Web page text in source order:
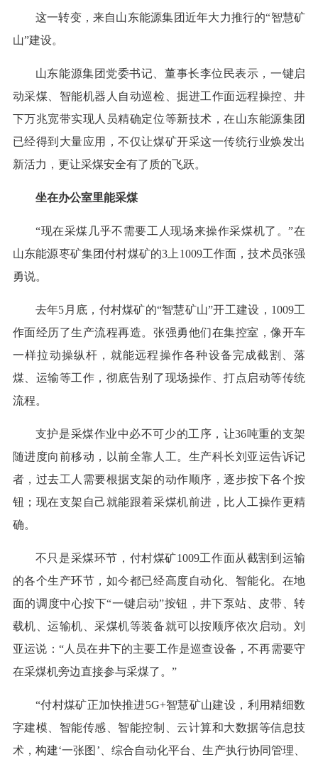
这一转变，来自山东能源集团近年大力推行的“智慧矿
山”建设。
山东能源集团党委书记、董事长李位民表示，一键启
动采煤、智能机器人自动巡检、掘进工作面远程操控、井
下万兆宽带实现人员精确定位等新技术，在山东能源集团
已经得到大量应用，不仅让煤矿开采这一传统行业焕发出
新活力，更让采煤安全有了质的飞跃。
坐在办公室里能采煤
“现在采煤几乎不需要工人现场来操作采煤机了。”在
山东能源枣矿集团付村煤矿的3上1009工作面，技术员张强
勇说。
去年5月底，付村煤矿的“智慧矿山”开工建设，1009工
作面经历了生产流程再造。张强勇他们在集控室，像开车
一样拉动操纵杆，就能远程操作各种设备完成截割、落
煤、运输等工作，彻底告别了现场操作、打点启动等传统
流程。
支护是采煤作业中必不可少的工序，让36吨重的支架
随进度向前移动，以前全靠人工。生产科长刘亚运告诉记
者，过去工人需要根据支架的动作顺序，逐步按下各个按
钮；现在支架自己就能跟着采煤机前进，比人工操作更精
确。
不只是采煤环节，付村煤矿1009工作面从截割到运输
的各个生产环节，如今都已经高度自动化、智能化。在地
面的调度中心按下“一键启动”按钮，井下泵站、皮带、转
载机、运输机、采煤机等装备就可以按顺序依次启动。刘
亚运说：“人员在井下的主要工作是巡查设备，不再需要守
在采煤机旁边直接参与采煤了。”
“付村煤矿正加快推进5G+智慧矿山建设，利用精细数
字建模、智能传感、智能控制、云计算和大数据等信息技
术，构建‘一张图’、综合自动化平台、生产执行协同管理、